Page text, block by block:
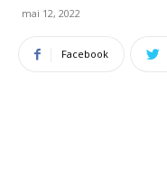
mai 12, 2022
Facebook